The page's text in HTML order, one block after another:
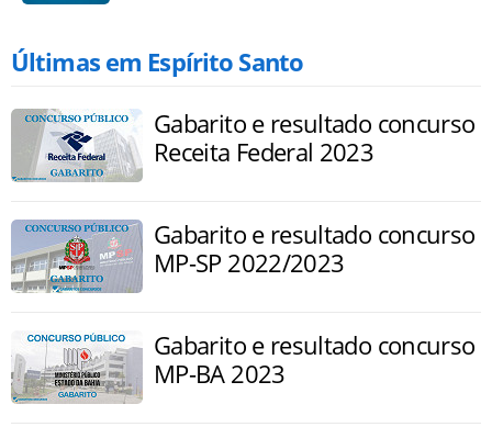
Últimas em Espírito Santo
Gabarito e resultado concurso
Receita Federal 2023
Gabarito e resultado concurso
MP-SP 2022/2023
Gabarito e resultado concurso
MP-BA 2023